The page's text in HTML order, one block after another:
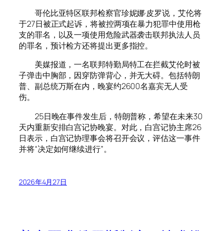
哥伦比亚特区联邦检察官珍妮娜·皮罗说，艾伦将
于27日被正式起诉，将被控两项在暴力犯罪中使用枪
支的罪名，以及一项使用危险武器袭击联邦执法人员
的罪名，预计检方还将提出更多指控。
美媒报道，一名联邦特勤局特工在拦截艾伦时被
子弹击中胸部，因穿防弹背心，并无大碍。包括特朗
普、副总统万斯在内，晚宴约2600名嘉宾无人受
伤。
25日晚在事件发生后，特朗普称，希望在未来30
天内重新安排白宫记协晚宴。对此，白宫记协主席26
日表示，白宫记协理事会将召开会议，评估这一事件
并将“决定如何继续进行”。
2026年4月27日